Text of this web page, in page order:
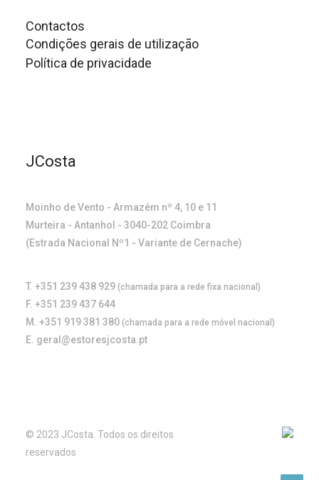
Contactos
Condições gerais de utilização
Política de privacidade
JCosta
Moinho de Vento - Armazém nº 4, 10 e 11
Murteira - Antanhol - 3040-202 Coimbra
(Estrada Nacional Nº1 - Variante de Cernache)
T. +351 239 438 929 (chamada para a rede fixa nacional)
F. +351 239 437 644
M. +351 919 381 380 (chamada para a rede móvel nacional)
E. geral@estoresjcosta.pt
© 2023 JCosta. Todos os direitos
reservados